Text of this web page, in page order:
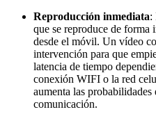
Reproducción inmediata:
que se reproduce de
desde el móvil. Un vídeo
intervención para que
latencia de tiempo
conexión WIFI o la red
aumenta las probabilidades
comunicación.